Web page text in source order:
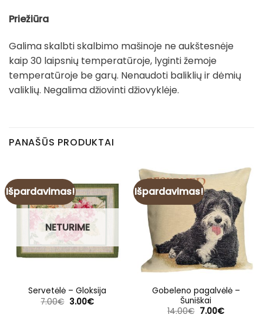
Priežiūra
Galima skalbti skalbimo mašinoje ne aukštesnėje
kaip 30 laipsnių temperatūroje, lyginti žemoje
temperatūroje be garų. Nenaudoti baliklių ir dėmių
valiklių. Negalima džiovinti džiovyklėje.
PANAŠŪS PRODUKTAI
Išpardavimas!
NETURIME
Servetėlė – Gloksija
7.00€ Original
3.00€Current
Išpardavimas!
Gobeleno pagalvėlė –
Šuniškai
14.00€ Original
7.00€Current